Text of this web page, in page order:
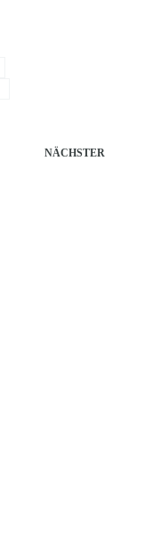
NÄCHSTER